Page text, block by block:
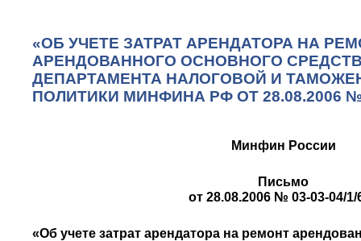
«ОБ УЧЕТЕ ЗАТРАТ АРЕНДАТОРА НА
АРЕНДОВАННОГО ОСНОВНОГО
ДЕПАРТАМЕНТА НАЛОГОВОЙ И
ПОЛИТИКИ МИНФИНА РФ ОТ 28.08.2006 №
Минфин России
Письмо
от 28.08.2006 № 03-03-04/1/
«Об учете затрат арендатора на ремонт